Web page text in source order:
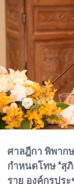
ศาลฎีกา พิพาก
กำหนดโทษ "สุ
ราย องค์กรปร